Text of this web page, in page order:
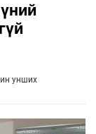
унших